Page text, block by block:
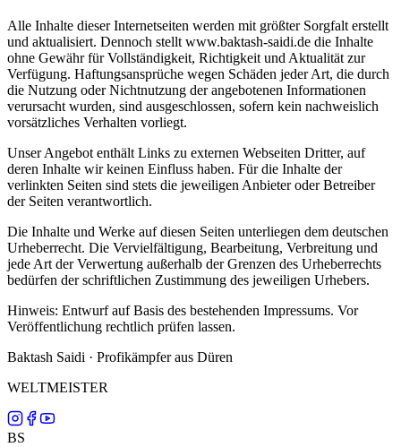
Alle Inhalte dieser Internetseiten werden mit größter Sorgfalt erstellt
und aktualisiert. Dennoch stellt www.baktash-saidi.de die Inhalte
ohne Gewähr für Vollständigkeit, Richtigkeit und Aktualität zur
Verfügung. Haftungsansprüche wegen Schäden jeder Art, die durch
die Nutzung oder Nichtnutzung der angebotenen Informationen
verursacht wurden, sind ausgeschlossen, sofern kein nachweislich
vorsätzliches Verhalten vorliegt.
Unser Angebot enthält Links zu externen Webseiten Dritter, auf
deren Inhalte wir keinen Einfluss haben. Für die Inhalte der
verlinkten Seiten sind stets die jeweiligen Anbieter oder Betreiber
der Seiten verantwortlich.
Die Inhalte und Werke auf diesen Seiten unterliegen dem deutschen
Urheberrecht. Die Vervielfältigung, Bearbeitung, Verbreitung und
jede Art der Verwertung außerhalb der Grenzen des Urheberrechts
bedürfen der schriftlichen Zustimmung des jeweiligen Urhebers.
Hinweis: Entwurf auf Basis des bestehenden Impressums. Vor
Veröffentlichung rechtlich prüfen lassen.
Baktash Saidi · Profikämpfer aus Düren
WELTMEISTER
BS